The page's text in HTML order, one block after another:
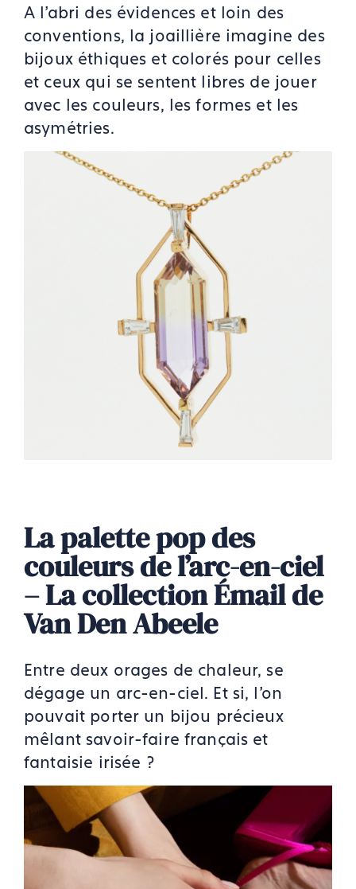
A l’abri des évidences et loin des
conventions, la joaillière imagine des
bijoux éthiques et colorés pour celles
et ceux qui se sentent libres de jouer
avec les couleurs, les formes et les
asymétries.
La palette pop des
couleurs de l’arc-en-ciel
– La collection Émail de
Van Den Abeele
Entre deux orages de chaleur, se
dégage un arc-en-ciel. Et si, l’on
pouvait porter un bijou précieux
mêlant savoir-faire français et
fantaisie irisée ?